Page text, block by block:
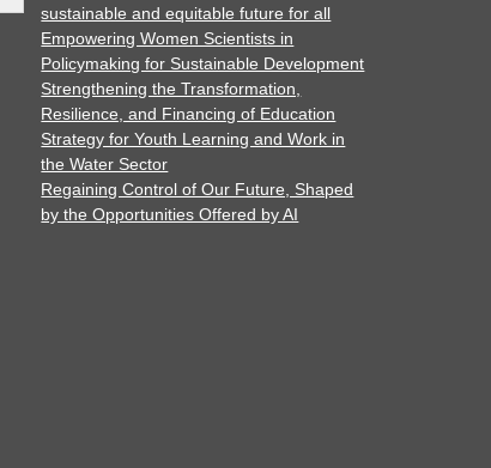
sustainable and equitable future for all
Empowering Women Scientists in
Policymaking for Sustainable Development
Strengthening the Transformation,
Resilience, and Financing of Education
Strategy for Youth Learning and Work in
the Water Sector
Regaining Control of Our Future, Shaped
by the Opportunities Offered by AI